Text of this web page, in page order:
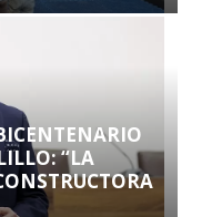
“LA